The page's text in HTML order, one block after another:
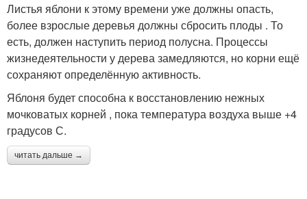
Листья яблони к этому времени уже должны опасть,
более взрослые деревья должны сбросить плоды . То
есть, должен наступить период полусна. Процессы
жизнедеятельности у дерева замедляются, но корни ещё
сохраняют определённую активность.
Яблоня будет способна к восстановлению нежных
мочковатых корней , пока температура воздуха выше +4
градусов С.
читать дальше →